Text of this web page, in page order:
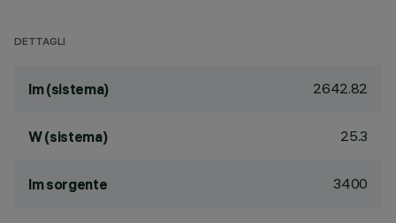
DETTAGLI
lm (sistema) 2642.82
W (sistema) 25.3
lm sorgente 3400